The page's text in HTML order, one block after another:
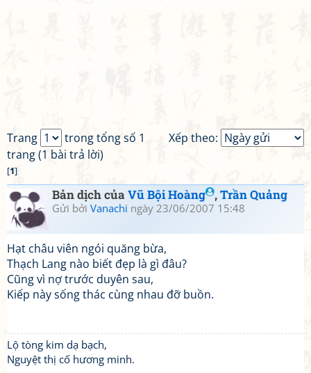
Xếp theo:
Trang
trong tổng số 1
trang (1 bài trả lời)
[1]
Bản dịch củaVũ Bội Hoàng ,Trần Quảng
Gửi bởi Vanachi ngày 23/06/2007 15:48
Hạt châu viên ngói quăng bừa,
Thạch Lang nào biết đẹp là gì đâu?
Cũng vì nợ trước duyên sau,
Kiếp này sống thác cùng nhau đỡ buồn.
Lộ tòng kim dạ bạch,
Nguyệt thị cố hương minh.